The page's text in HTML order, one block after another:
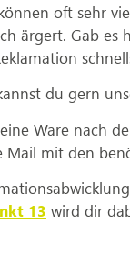
oft sehr
ärgert. Gab
du gern
Ware nach
Mail mit den
13 wird dir